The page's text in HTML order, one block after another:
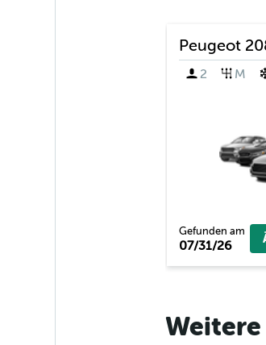
Peugeot
2
M
Gefunden am
07/31/26